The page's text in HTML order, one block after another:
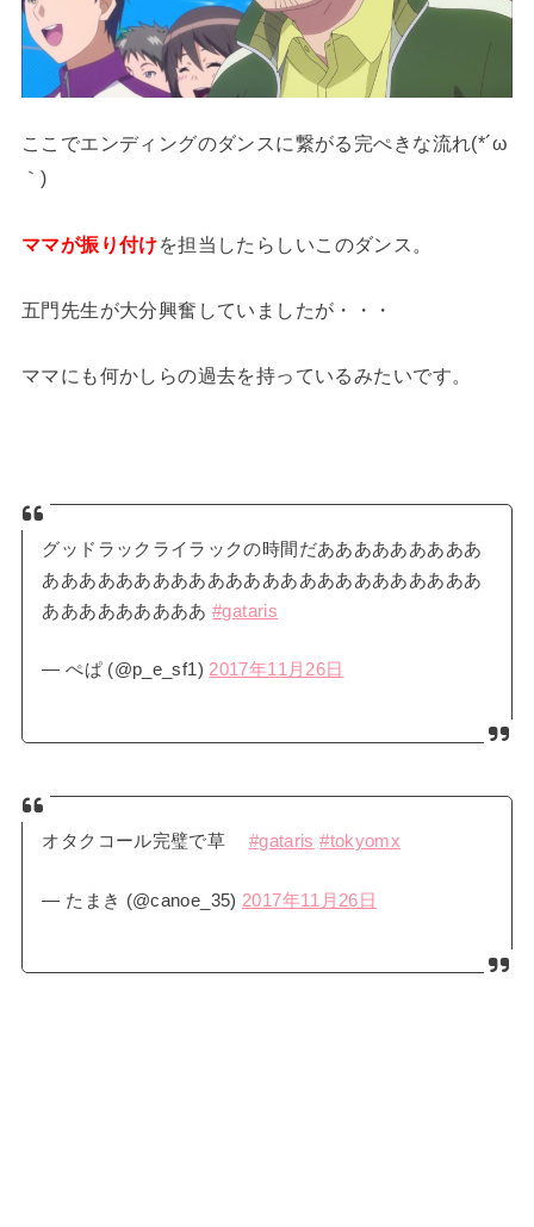
ここでエンディングのダンスに繋がる完ぺきな流れ(*´ω
｀)
ママが振り付けを担当したらしいこのダンス。
五門先生が大分興奮していましたが・・・
ママにも何かしらの過去を持っているみたいです。
グッドラックライラックの時間だあああああああああ
ああああああああああああああああああああああああ
あああああああああ#gataris
— ぺぱ (@p_e_sf1)2017年11月26日
オタクコール完璧で草 #gataris #tokyomx
— たまき (@canoe_35) 2017年11月26日